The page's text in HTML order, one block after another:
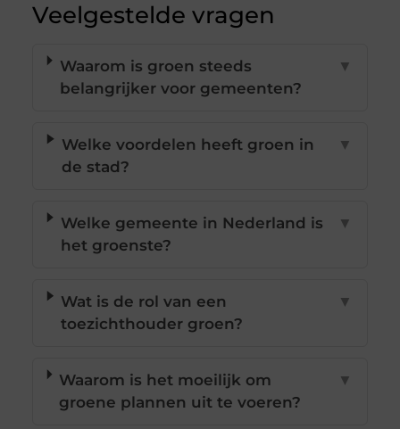
Veelgestelde vragen
Waarom is groen steeds
belangrijker voor gemeenten?
▼
Welke voordelen heeft groen in
de stad?
▼
Welke gemeente in Nederland is
het groenste?
▼
Wat is de rol van een
toezichthouder groen?
▼
Waarom is het moeilijk om
groene plannen uit te voeren?
▼